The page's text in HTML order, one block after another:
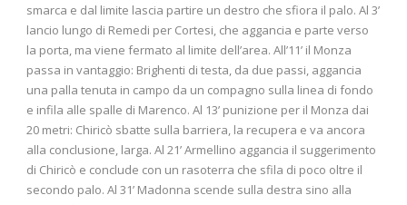
smarca e dal limite lascia partire un destro che sfiora il palo. Al 3’
lancio lungo di Remedi per Cortesi, che aggancia e parte verso
la porta, ma viene fermato al limite dell’area. All’11’ il Monza
passa in vantaggio: Brighenti di testa, da due passi, aggancia
una palla tenuta in campo da un compagno sulla linea di fondo
e infila alle spalle di Marenco. Al 13’ punizione per il Monza dai
20 metri: Chiricò sbatte sulla barriera, la recupera e va ancora
alla conclusione, larga. Al 21’ Armellino aggancia il suggerimento
di Chiricò e conclude con un rasoterra che sfila di poco oltre il
secondo palo. Al 31’ Madonna scende sulla destra sino alla